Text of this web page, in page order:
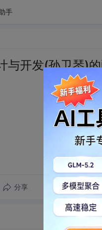
手
与开发(孙卫琴)
分享 转发到动态